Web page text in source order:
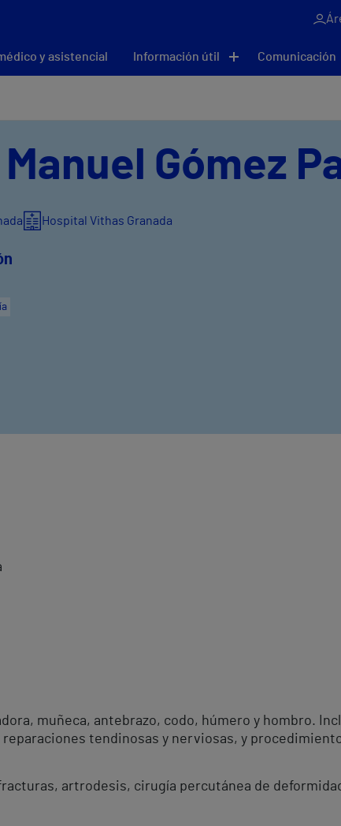
y asistencial Información útil Comunicación
Gómez
Hospital Vithas Granada
muñeca, antebrazo, codo, húmero y hombro.
tendinosas y nerviosas, y
artrodesis, cirugía percutánea de